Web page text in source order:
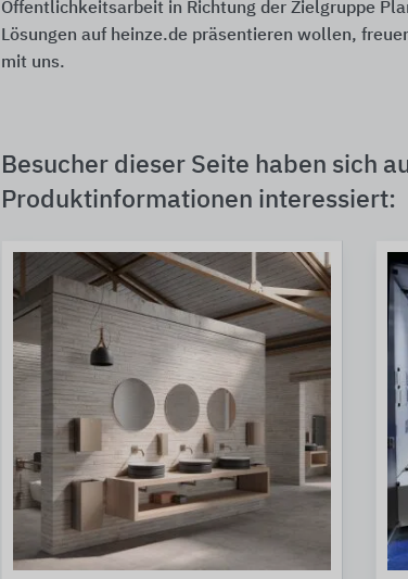
Öffentlichkeitsarbeit in Richtung der Zielgruppe
Lösungen auf heinze.de präsentieren wollen,
mit uns.
Besucher dieser Seite haben sich
Produktinformationen interessiert: